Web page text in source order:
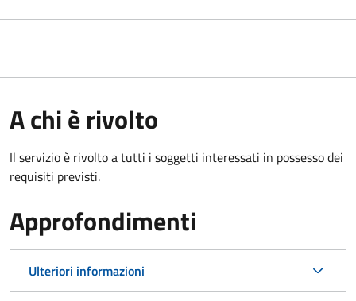
A chi è rivolto
Il servizio è rivolto a tutti i soggetti interessati in possesso dei
requisiti previsti.
Approfondimenti
Ulteriori informazioni